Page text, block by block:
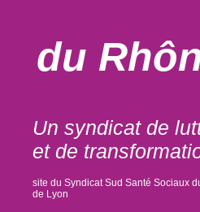
du
Un syndicat de
et de
site du Syndicat Sud Santé Sociaux
de Lyon